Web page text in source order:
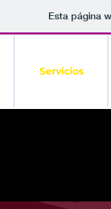
Esta página
Servicios